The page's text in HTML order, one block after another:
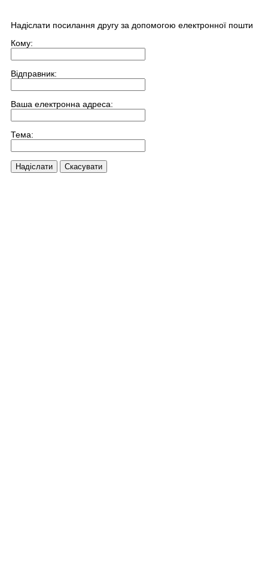
Надіслати посилання другу за допомогою електронної пошти
Кому:
Відправник:
Ваша електронна адреса:
Тема:
Надіслати Скасувати